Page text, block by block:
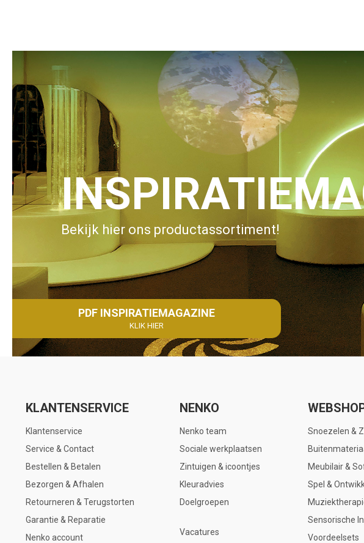
Bekijk hier ons productassortiment!
PDF INSPIRATIEMAGAZINE
KLIK HIER
KLANTENSERVICE
Klantenservice
Service & Contact
Bestellen & Betalen
Bezorgen & Afhalen
Retourneren & Terugstorten
Garantie & Reparatie
Nenko account
NENKO
Nenko team
Sociale werkplaatsen
Zintuigen & icoontjes
Kleuradvies
Doelgroepen
Vacatures
Snoezelen &
Meubilair &
Spel &
Sensorische
Voordeelsets